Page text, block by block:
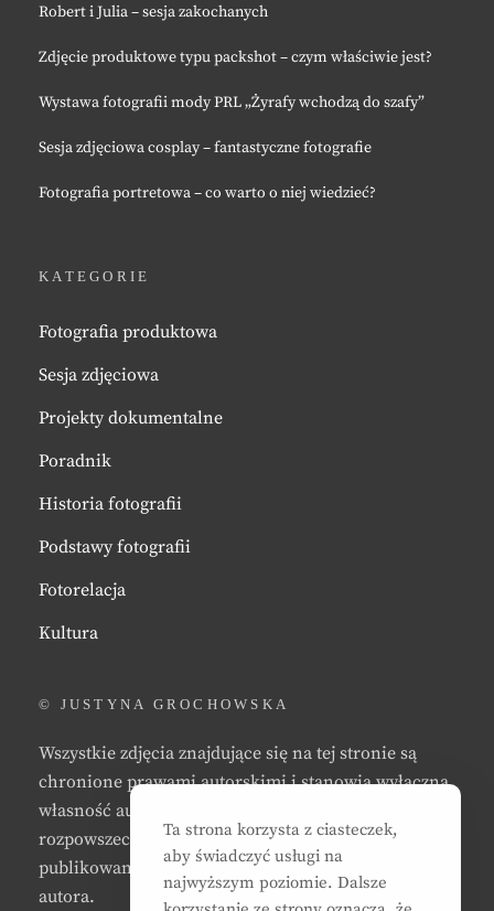
Robert i Julia – sesja zakochanych
Zdjęcie produktowe typu packshot – czym właściwie jest?
Wystawa fotografii mody PRL „Żyrafy wchodzą do szafy”
Sesja zdjęciowa cosplay – fantastyczne fotografie
Fotografia portretowa – co warto o niej wiedzieć?
KATEGORIE
Fotografia produktowa
Sesja zdjęciowa
Projekty dokumentalne
Poradnik
Historia fotografii
Podstawy fotografii
Fotorelacja
Kultura
© JUSTYNA GROCHOWSKA
Wszystkie zdjęcia znajdujące się na tej stronie są
chronione prawami autorskimi i stanowią wyłączną
własność autora strony. Zabrania się kopiowania,
rozpowszechniania, reprodukowania,
publikowania, i/lub modyfikowania zdjęć bez zgody
autora.
Ta strona korzysta z ciasteczek,
aby świadczyć usługi na
najwyższym poziomie. Dalsze